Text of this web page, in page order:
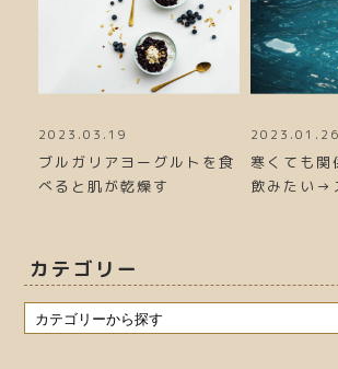
2023.03.19
ブルガリアヨーグルトを食
べると肌が乾燥す
2023.01.26
寒くても関
飲みたい→
カテゴリー